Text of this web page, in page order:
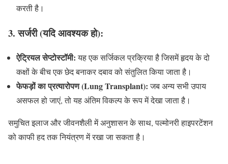
करती है।
3.सर्जरी (यदि आवश्यक हो):
ऐट्रियल सेप्टोस्टॉमी:यह एक सर्जिकल प्रक्रिया है जिसमें हृदय के दो
कक्षों के बीच एक छेद बनाकर दबाव को संतुलित किया जाता है।
फेफड़ों का प्रत्यारोपण (Lung Transplant):जब अन्य सभी उपाय
असफल हो जाएं, तो यह अंतिम विकल्प के रूप में देखा जाता है।
समुचित इलाज और जीवनशैली में अनुशासन के साथ, पल्मोनरी हाइपरटेंशन
को काफी हद तक नियंत्रण में रखा जा सकता है।